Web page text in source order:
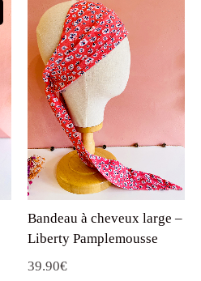
Bandeau à cheveux large –
Liberty Pamplemousse
39.90€